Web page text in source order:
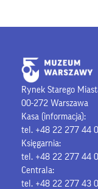
Rynek Starego
00-272 Warszawa
Kasa (informacja):
tel. +48 22 277 44
Księgarnia:
tel. +48 22 277 44
Centrala:
tel. +48 22 277 43